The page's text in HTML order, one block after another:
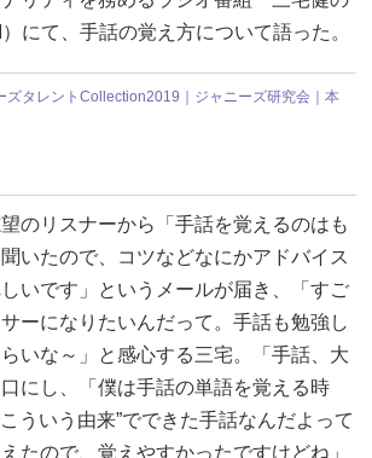
にて、手話の覚え方について語った。
ズタレントCollection2019｜ジャニーズ研究会｜本
のリスナーから「手話を覚えるのはも
いたので、コツなどなにかアドバイス
いです」というメールが届き、「すご
ーになりたいんだって。手話も勉強し
いな～」と感心する三宅。「手話、大
にし、「僕は手話の単語を覚える時
こういう由来”でできた手話なんだよって
たので、覚えやすかったですけどね」